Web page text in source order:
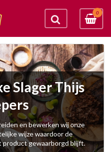
0
Slager Thijs
en bewerken wij onze
wijze waardoor de
product gewaarborgd blijft.